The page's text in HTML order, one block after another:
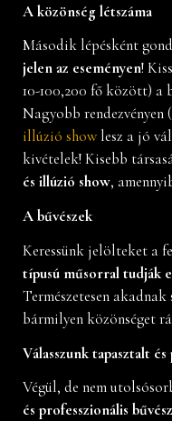
A közönség létszáma
Második lépésként
jelen az eseményen!
10-100,200 fő között) a
Nagyobb
illúzió show lesz a jó
kivételek! Kisebb
és illúzió show,
A bűvészek
Keressünk jelölteket a
típusú műsorral tudják
Természetesen
bármilyen közönséget
Válasszunk tapasztalt
Végül, de nem
és professzionális